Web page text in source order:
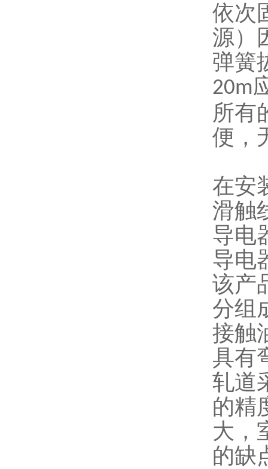
依次
源）
弹簧
20m
所有
便，
在安
滑触
导电
导电
该产
分组
接触
具有
轧道
的精
大，
的缺